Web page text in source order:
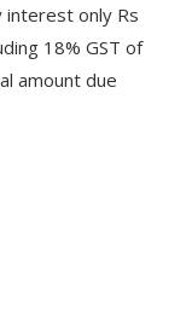
interest only Rs
18% GST of
amount due